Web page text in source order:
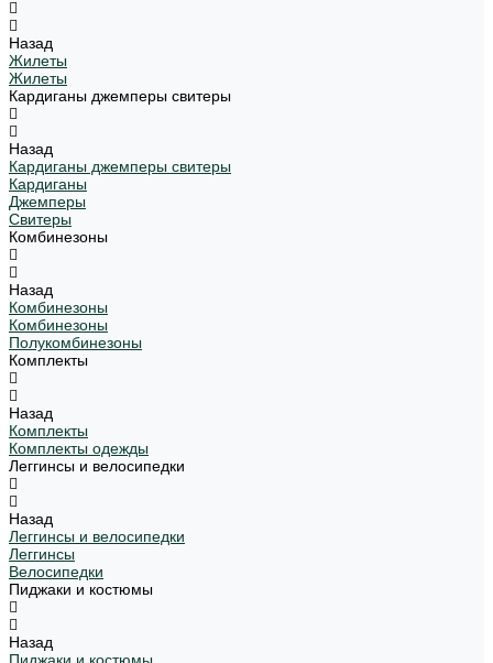
Назад
Жилеты
Жилеты
Кардиганы джемперы свитеры
Назад
Кардиганы джемперы свитеры
Кардиганы
Джемперы
Свитеры
Комбинезоны
Назад
Комбинезоны
Комбинезоны
Полукомбинезоны
Комплекты
Назад
Комплекты
Комплекты одежды
Леггинсы и велосипедки
Назад
Леггинсы и велосипедки
Леггинсы
Велосипедки
Пиджаки и костюмы
Назад